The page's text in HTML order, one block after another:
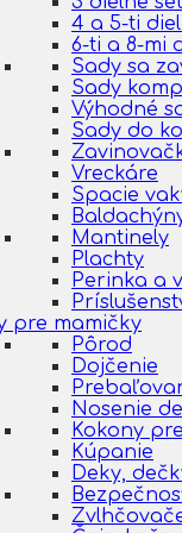
4 a 5-ti
6-ti a 8-mi
Sady sa
Sady
Výhodné
Sady do
Vreckáre
Spacie
Mantinely
Plachty
Perinka a
pre mamičky
Pôrod
Dojčenie
Nosenie
Kokony
Kúpanie
Deky,